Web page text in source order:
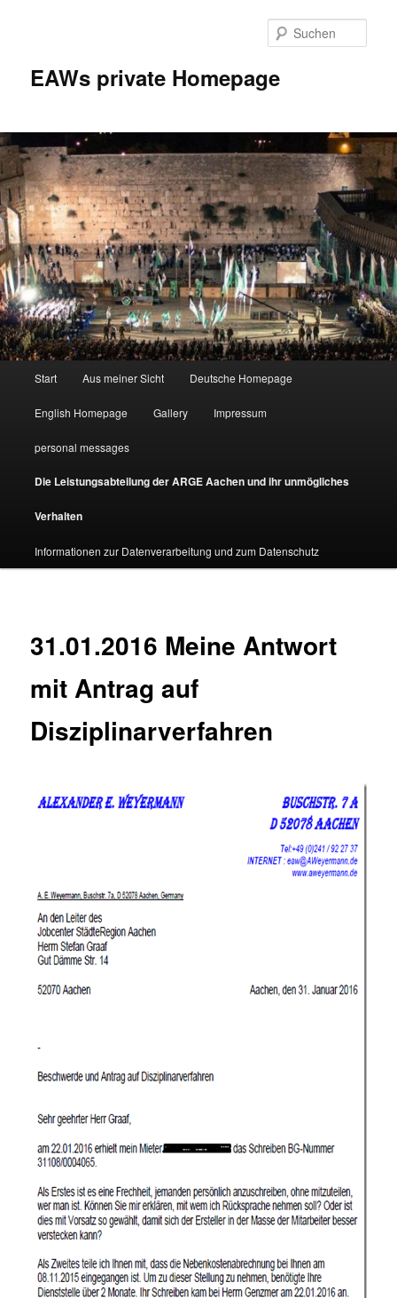
EAWs private Homepage
Start Aus meiner Sicht Deutsche Homepage
English Homepage Gallery Impressum
personal messages
Die Leistungsabteilung der ARGE Aachen und ihr unmögliches
Verhalten
Informationen zur Datenverarbeitung und zum Datenschutz
31.01.2016 Meine Antwort
mit Antrag auf
Disziplinarverfahren